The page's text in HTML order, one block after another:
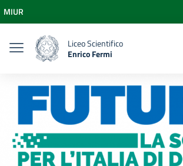
Vai al menu di navigazione
Vai al footer
MIUR
Liceo Scientifico
Enrico Fermi